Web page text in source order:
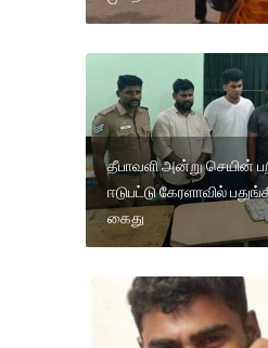
தீபாவளி அன்று செயின்
ஈடுபட்டு கேரளாவில்
கைது